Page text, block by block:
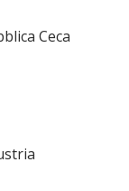
Ceca